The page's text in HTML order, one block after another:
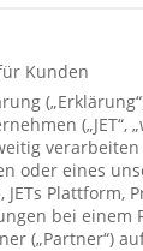
Kunden
(„JET“,
oder eines
Plattform,
bei
(„Partner“)